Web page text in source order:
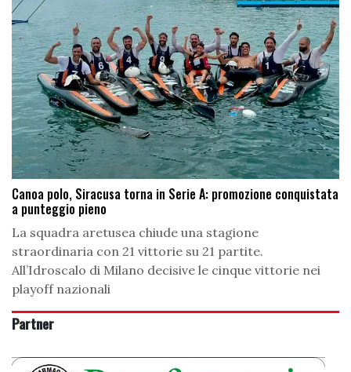
Canoa polo, Siracusa torna in Serie A: promozione conquistata
a punteggio pieno
La squadra aretusea chiude una stagione
straordinaria con 21 vittorie su 21 partite.
All’Idroscalo di Milano decisive le cinque vittorie nei
playoff nazionali
Partner